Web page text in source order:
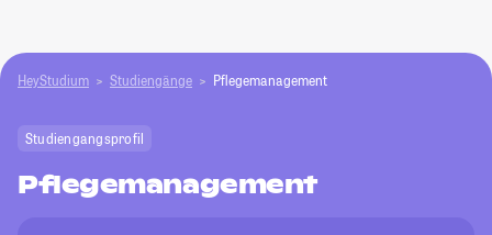
HeyStudium Studiengänge Pflegemanagement
Studiengangsprofil
Pflegemanagement